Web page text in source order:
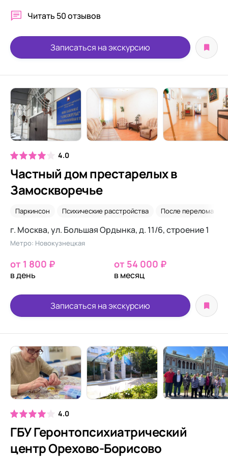
Читать 50 отзывов
Записаться на экскурсию
4.0
Частный дом престарелых в
Замоскворечье
Паркинсон Психические расстройства После перелома
г. Москва, ул. Большая Ордынка, д. 11/6, строение 1
Метро: Новокузнецкая
от 1 800 ₽
в день
от 54 000 ₽
в месяц
Записаться на экскурсию
4.0
ГБУ Геронтопсихиатрический
центр Орехово-Борисово